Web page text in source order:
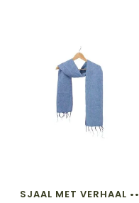
SJAAL MET VERHAAL ••